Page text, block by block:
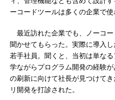
ーコードツールは多くの企業で使
最近訪れた企業でも、ノーコ
聞かせてもらった。実際に導入
若手社員。聞くと、当初は単な
学ながらプログラム開発の経験
の刷新に向けて社長が見つけて
リ開発を打診された。